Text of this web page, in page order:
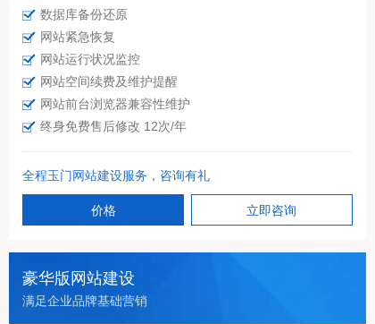
数据库备份还原
网站紧急恢复
网站运行状况监控
网站空间续费及维护提醒
网站前台浏览器兼容性维护
终身免费售后修改 12次/年
全程玉门网站建设服务，咨询有礼
价格 立即咨询
豪华版网站建设
满足企业品牌基础营销